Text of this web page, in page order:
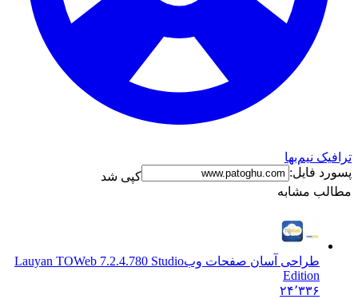
نیم‌بها
فایل:
کپی شد
مشابه
طراحی آسان صفحات وبLauyan TOWeb 7.2.4.780 Studio
۲۴٬۳۳۶